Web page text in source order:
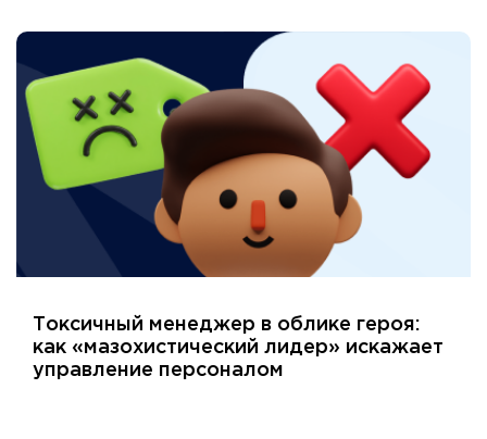
Токсичный менеджер в облике героя:
как «мазохистический лидер» искажает
управление персоналом